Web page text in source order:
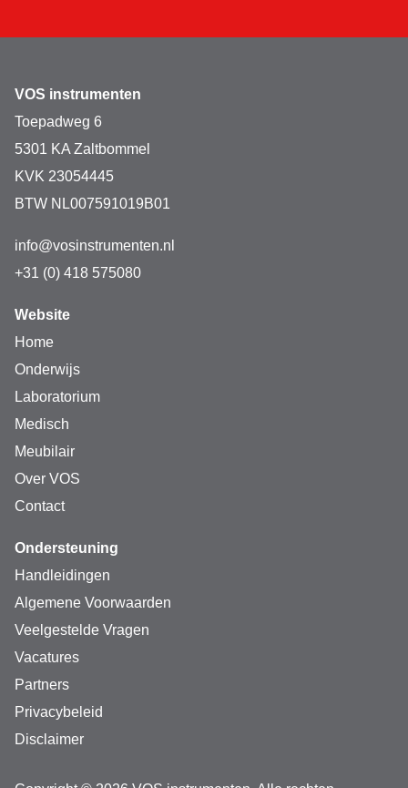
VOS instrumenten
Toepadweg 6
5301 KA Zaltbommel
KVK 23054445
BTW NL007591019B01
info@vosinstrumenten.nl
+31 (0) 418 575080
Website
Home
Onderwijs
Laboratorium
Medisch
Meubilair
Over VOS
Contact
Ondersteuning
Handleidingen
Algemene Voorwaarden
Veelgestelde Vragen
Vacatures
Partners
Privacybeleid
Disclaimer